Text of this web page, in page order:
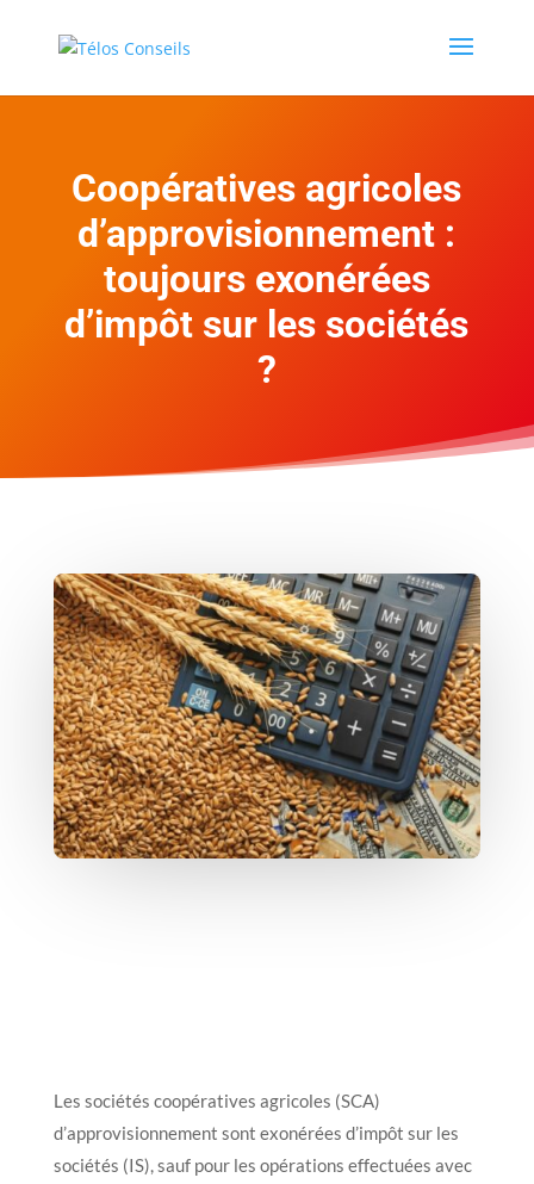
Coopératives agricoles
d’approvisionnement :
toujours exonérées
d’impôt sur les sociétés
?
Les sociétés coopératives agricoles (SCA)
d’approvisionnement sont exonérées d’impôt sur les
sociétés (IS), sauf pour les opérations effectuées avec